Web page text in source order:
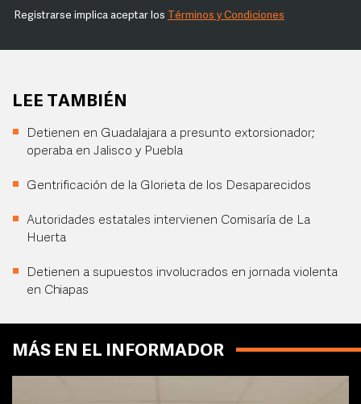
Registrarse implica aceptar los Términos y Condiciones
LEE TAMBIÉN
Detienen en Guadalajara a presunto extorsionador;
operaba en Jalisco y Puebla
Gentrificación de la Glorieta de los Desaparecidos
Autoridades estatales intervienen Comisaría de La
Huerta
Detienen a supuestos involucrados en jornada violenta
en Chiapas
MÁS EN EL INFORMADOR